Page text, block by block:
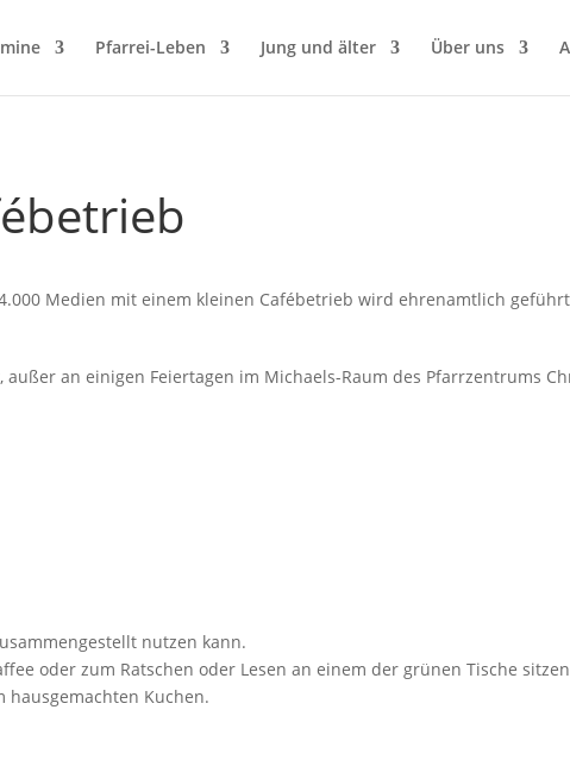
Pfarrei-Leben Jung und älter Über uns
Medien mit einem kleinen Cafébetrieb wird ehrenamtlich
an einigen Feiertagen im Michaels-Raum des Pfarrzentrums
nutzen kann.
oder zum Ratschen oder Lesen an einem der grünen Tische
hausgemachten Kuchen.